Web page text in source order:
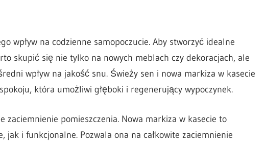
wpływ na codzienne samopoczucie. Aby stworzyć idealne
skupić się nie tylko na nowych meblach czy dekoracjach, ale
wpływ na jakość snu. Świeży sen i nowa markiza w kasecie
która umożliwi głęboki i regenerujący wypoczynek.
zaciemnienie pomieszczenia. Nowa markiza w kasecie to
jak i funkcjonalne. Pozwala ona na całkowite zaciemnienie